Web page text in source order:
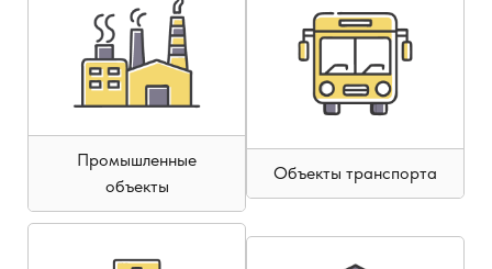
Промышленные
объекты
Объекты транспорта